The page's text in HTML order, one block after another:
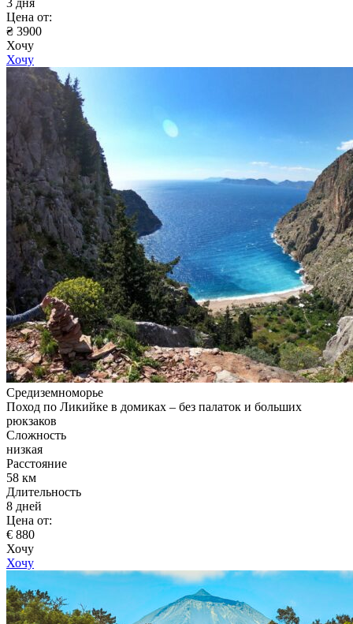
3 дня
Цена от:
₴ 3900
Хочу
Хочу
Средиземноморье
Поход по Ликийке в домиках – без палаток и больших
рюкзаков
Сложность
низкая
Расстояние
58 км
Длительность
8 дней
Цена от:
€ 880
Хочу
Хочу